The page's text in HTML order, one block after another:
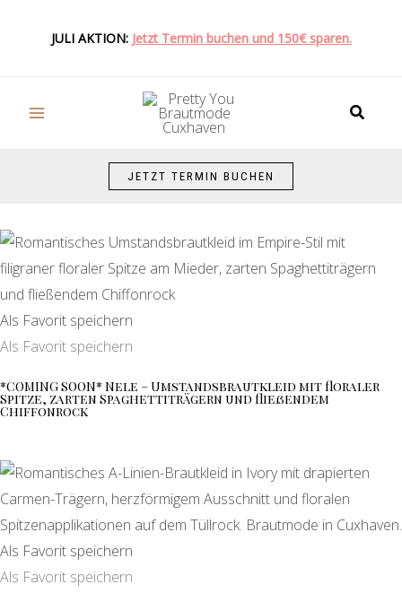
JULI AKTION: Jetzt Termin buchen und 150€ sparen.
JETZT TERMIN BUCHEN
Als Favorit speichern
Als Favorit speichern
*COMING SOON* Nele – Umstandsbrautkleid mit floraler
Spitze, zarten Spaghettiträgern und fließendem
Chiffonrock
Als Favorit speichern
Als Favorit speichern